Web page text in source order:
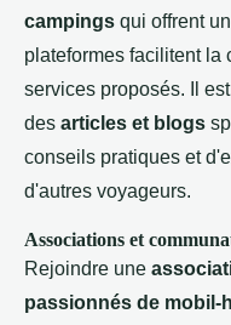
campings qui offrent
plateformes facilitent la
services proposés. Il
des articles et blogs
conseils pratiques et
d'autres voyageurs.
Associations et
Rejoindre une
passionnés de mobil-